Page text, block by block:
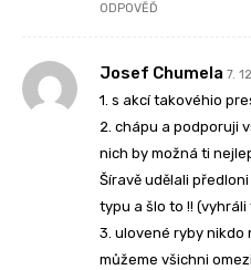
ODPOVĚĎ
Josef Chumela 7.
1. s akcí takovéhio
2. chápu a podporuji
nich by možná ti
Šíravě udělali
typu a šlo to !!
3. ulovené ryby nikdo
můžeme všichni